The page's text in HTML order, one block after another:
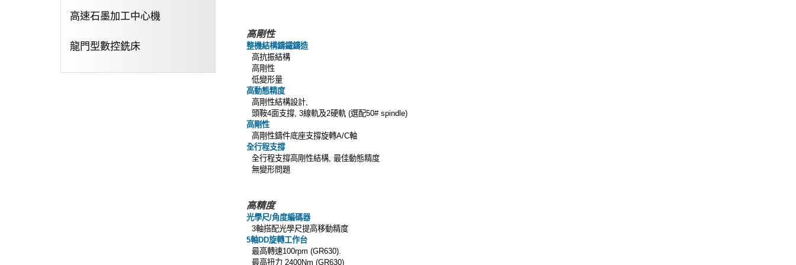
高速石墨加工中心機
龍門型數控銑床
高剛性
整機結構鑄鐵鑄造
高抗振結構
高剛性
低變形量
高動態精度
高剛性結構設計,
頭鞍4面支撐, 3線軌及2硬軌 (選配50# spindle)
高剛性
高剛性鑄件底座支撐旋轉A/C軸
全行程支撐
全行程支撐高剛性結構,最佳動態精度
無變形問題
高精度
光學尺/角度編碼器
3軸搭配光學尺提高移動精度
5軸DD旋轉工作台
最高轉速100rpm (GR630).
最高扭力 2400Nm (GR630)